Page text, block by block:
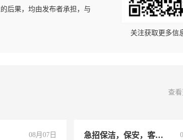
后果，均由发布者承担，与
关注获取更多信
查
08月07日 急招保洁，保安，客服，工程